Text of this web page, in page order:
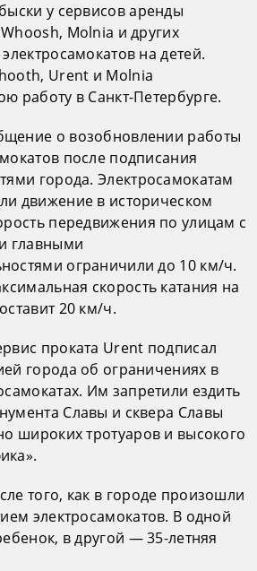
у сервисов аренды
Molnia и других
на детей.
Urent и Molnia
работу в Санкт-Петербурге.
о возобновлении работы
после подписания
города. Электросамокатам
движение в историческом
передвижения по улицам с
главными
ограничили до 10 км/ч.
скорость катания на
20 км/ч.
проката Urent подписал
города об ограничениях в
Им запретили ездить
Славы и сквера Славы
широких тротуаров и высокого
того, как в городе произошли
электросамокатов. В одной
в другой — 35-летняя